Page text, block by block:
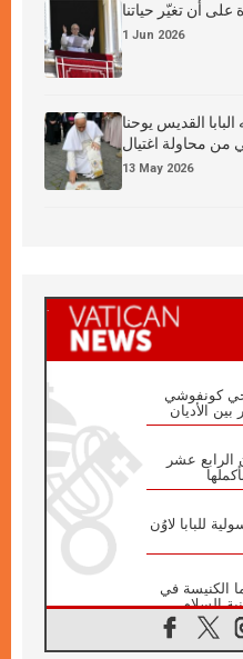
على أن تغيّر حياتنا
1 Jun 2026
القديس يوحنا
من محاولة اغتيال
13 May 2026
كونفوشي
بين الأديان
الرابع عشر
للبابا لاوُن
هيروشيما الكنيسة في
ستعزز